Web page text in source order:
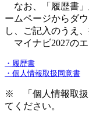
なお、「履歴書」
ームページからダ
し、ご記入のうえ
マイナビ2027の
・履歴書
・個人情報取扱同意書
※ 「個人情報取扱
てください。